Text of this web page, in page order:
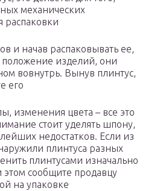
механических
распаковки
и начав распаковывать ее,
изделий, они
вовнутрь. Вынув плинтус,
его
изменения цвета – все это
стоит уделять шпону,
недостатков. Если из
плинтуса разных
плинтусами изначально
сообщите продавцу
на упаковке